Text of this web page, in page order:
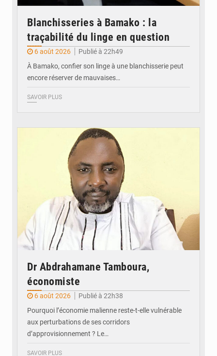
Blanchisseries à Bamako : la
traçabilité du linge en question
6 août 2026
Publié à 22h49
À Bamako, confier son linge à une blanchisserie peut
encore réserver de mauvaises…
SAVOIR PLUS
Dr Abdrahamane Tamboura,
économiste
6 août 2026
Publié à 22h38
Pourquoi l’économie malienne reste-t-elle vulnérable
aux perturbations de ses corridors
d’approvisionnement ? Le…
SAVOIR PLUS